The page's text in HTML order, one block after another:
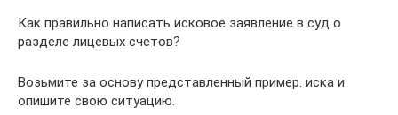
Как правильно написать исковое заявление в суд о
разделе лицевых счетов?
Возьмите за основу представленный пример. иска и
опишите свою ситуацию.